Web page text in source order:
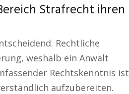
Strafrecht ihren
Rechtliche
weshalb ein Anwalt
Rechtskenntnis ist
aufzubereiten.